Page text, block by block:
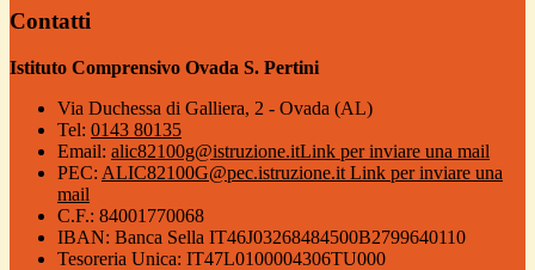
Contatti
Istituto Comprensivo Ovada S. Pertini
Via Duchessa di Galliera, 2 - Ovada (AL)
Tel: 0143 80135
Email: alic82100g@istruzione.itLink per inviare una mail
PEC: ALIC82100G@pec.istruzione.it Link per inviare una
mail
C.F.: 84001770068
IBAN: Banca Sella IT46J03268484500B2799640110
Tesoreria Unica: IT47L0100004306TU000